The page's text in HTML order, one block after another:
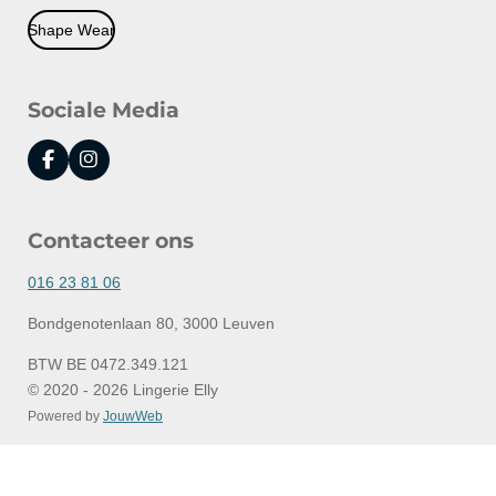
Shape Wear
Sociale Media
F
a
b
o
k
I
n
a
r
a
Contacteer ons
016 23 81 06
Bondgenotenlaan 80, 3000 Leuven
BTW BE 0472.349.121
© 2020 - 2026 Lingerie Elly
Powered by JouwWeb